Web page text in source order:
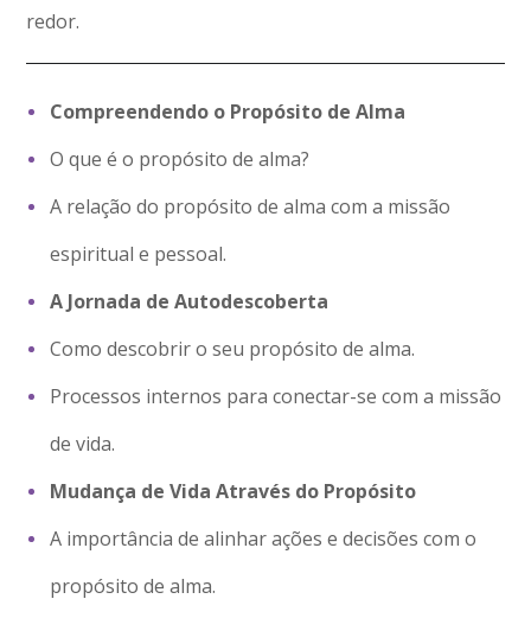
redor.
Compreendendo o Propósito de Alma
O que é o propósito de alma?
A relação do propósito de alma com a missão
espiritual e pessoal.
A Jornada de Autodescoberta
Como descobrir o seu propósito de alma.
Processos internos para conectar-se com a missão
de vida.
Mudança de Vida Através do Propósito
A importância de alinhar ações e decisões com o
propósito de alma.